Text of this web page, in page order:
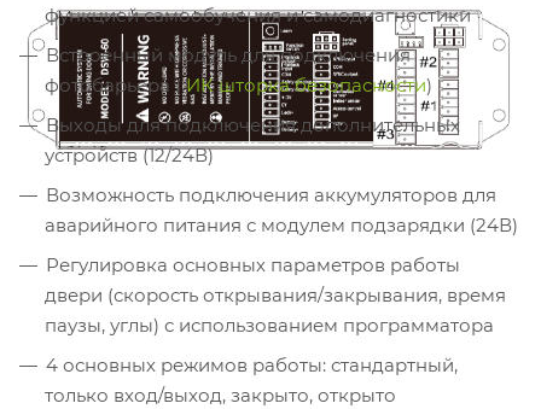
функцией самообучения и самодиагностики
Встроенный модуль для подключения
фотобарьера (ИК шторка безопасности)
Выходы для подключения дополнительных
устройств (12/24В)
Возможность подключения аккумуляторов для
аварийного питания с модулем подзарядки (24В)
Регулировка основных параметров работы
двери (скорость открывания/закрывания, время
паузы, углы) с использованием программатора
4 основных режимов работы: стандартный,
только вход/выход, закрыто, открыто